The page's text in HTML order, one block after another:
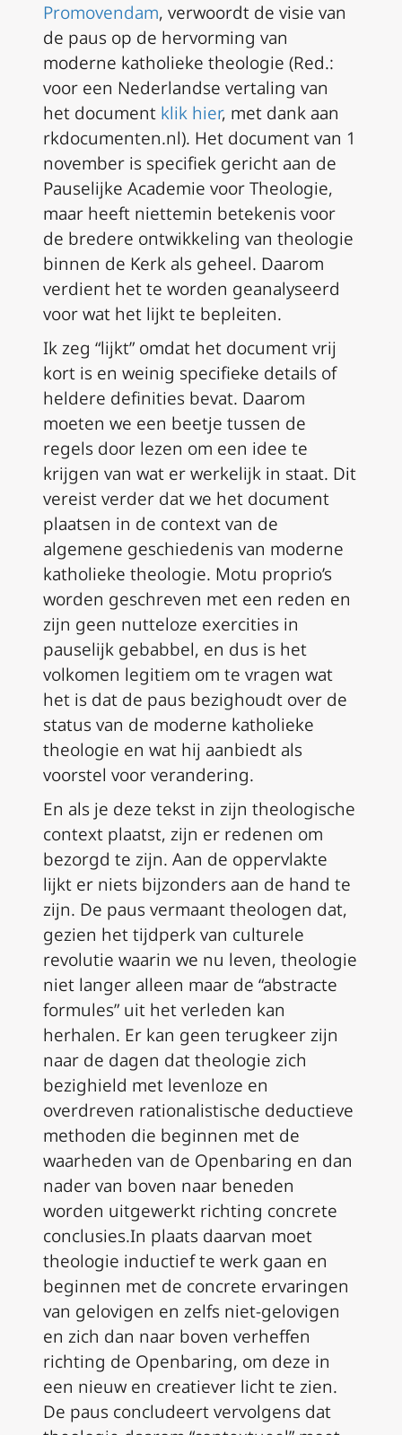
Promovendam, verwoordt de visie van
de paus op de hervorming van
moderne katholieke theologie (Red.:
voor een Nederlandse vertaling van
het document klik hier, met dank aan
rkdocumenten.nl). Het document van 1
november is specifiek gericht aan de
Pauselijke Academie voor Theologie,
maar heeft niettemin betekenis voor
de bredere ontwikkeling van theologie
binnen de Kerk als geheel. Daarom
verdient het te worden geanalyseerd
voor wat het lijkt te bepleiten.
Ik zeg “lijkt” omdat het document vrij
kort is en weinig specifieke details of
heldere definities bevat. Daarom
moeten we een beetje tussen de
regels door lezen om een idee te
krijgen van wat er werkelijk in staat. Dit
vereist verder dat we het document
plaatsen in de context van de
algemene geschiedenis van moderne
katholieke theologie. Motu proprio’s
worden geschreven met een reden en
zijn geen nutteloze exercities in
pauselijk gebabbel, en dus is het
volkomen legitiem om te vragen wat
het is dat de paus bezighoudt over de
status van de moderne katholieke
theologie en wat hij aanbiedt als
voorstel voor verandering.
En als je deze tekst in zijn theologische
context plaatst, zijn er redenen om
bezorgd te zijn. Aan de oppervlakte
lijkt er niets bijzonders aan de hand te
zijn. De paus vermaant theologen dat,
gezien het tijdperk van culturele
revolutie waarin we nu leven, theologie
niet langer alleen maar de “abstracte
formules” uit het verleden kan
herhalen. Er kan geen terugkeer zijn
naar de dagen dat theologie zich
bezighield met levenloze en
overdreven rationalistische deductieve
methoden die beginnen met de
waarheden van de Openbaring en dan
nader van boven naar beneden
worden uitgewerkt richting concrete
conclusies.In plaats daarvan moet
theologie inductief te werk gaan en
beginnen met de concrete ervaringen
van gelovigen en zelfs niet-gelovigen
en zich dan naar boven verheffen
richting de Openbaring, om deze in
een nieuw en creatiever licht te zien.
De paus concludeert vervolgens dat